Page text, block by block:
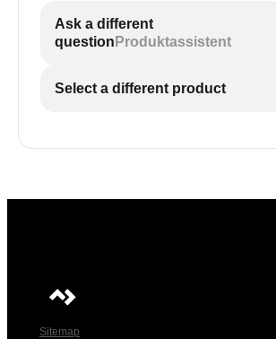
Ask a different
question Produktassistent
Select a different product
Sitemap